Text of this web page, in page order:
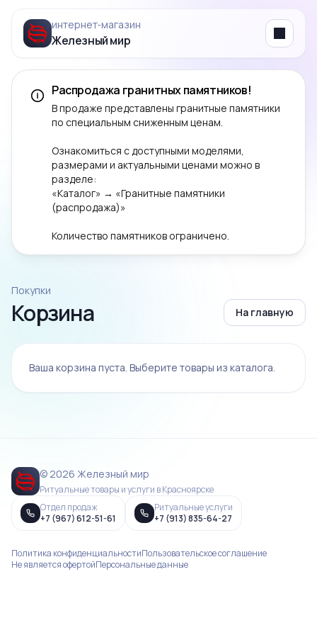
интернет‑магазин
Железный мир Menu
Распродажа гранитных памятников!
В продаже представлены гранитные памятники
по специальным сниженным ценам.
Ознакомиться с доступными моделями,
размерами и актуальными ценами можно в
разделе:
«Каталог» → «Гранитные памятники
(распродажа)»
Количество памятников ограничено.
Покупки
Корзина На главную
Ваша корзина пуста. Выберите товары из каталога.
© 2026 Железный мир
Ритуальные товары и услуги в Красноярске
Отдел продаж
+7 (967) 612-51-61
Ритуальные услуги
+7 (913) 835-64-27
Политика конфиденциальностиПользовательское соглашение
Не является офертойПерсональные данные